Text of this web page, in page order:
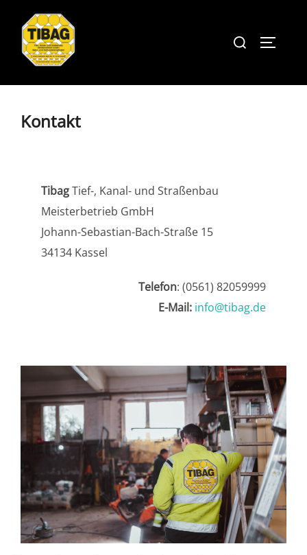
Inhalt
springen
Suchen
Kontakt
TibagTief-, Kanal- und Straßenbau
Meisterbetrieb GmbH
Johann-Sebastian-Bach-Straße 15
34134 Kassel
Telefon: (0561) 82059999
E-Mail: info@tibag.de